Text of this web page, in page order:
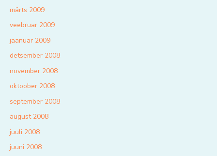
märts 2009
veebruar 2009
jaanuar 2009
detsember 2008
november 2008
oktoober 2008
september 2008
august 2008
juuli 2008
juuni 2008